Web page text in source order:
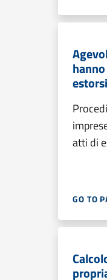
atti di
GO TO